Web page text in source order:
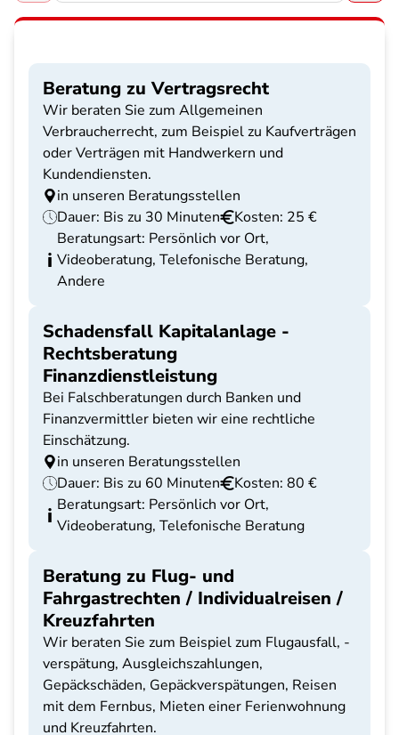
Beratung zu Vertragsrecht
Wir beraten Sie zum Allgemeinen
Verbraucherrecht, zum Beispiel zu Kaufverträgen
oder Verträgen mit Handwerkern und
Kundendiensten.
in unseren Beratungsstellen
Dauer: Bis zu 30 Minuten
Kosten: 25 €
Beratungsart: Persönlich vor Ort,
Videoberatung, Telefonische Beratung,
Andere
Schadensfall Kapitalanlage -
Rechtsberatung
Finanzdienstleistung
Bei Falschberatungen durch Banken und
Finanzvermittler bieten wir eine rechtliche
Einschätzung.
in unseren Beratungsstellen
Dauer: Bis zu 60 Minuten
Kosten: 80 €
Beratungsart: Persönlich vor Ort,
Videoberatung, Telefonische Beratung
Beratung zu Flug- und
Fahrgastrechten / Individualreisen /
Kreuzfahrten
Wir beraten Sie zum Beispiel zum Flugausfall, -
verspätung, Ausgleichszahlungen,
Gepäckschäden, Gepäckverspätungen, Reisen
mit dem Fernbus, Mieten einer Ferienwohnung
und Kreuzfahrten.